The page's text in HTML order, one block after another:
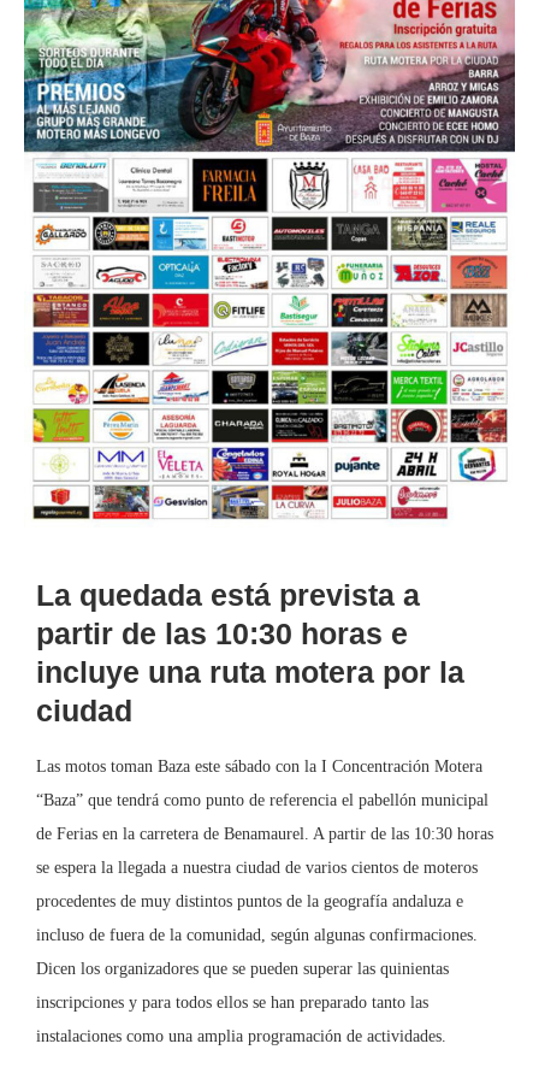
La quedada está prevista a
partir de las 10:30 horas e
incluye una ruta motera por la
ciudad
Las motos toman Baza este sábado con la I Concentración Motera
“Baza” que tendrá como punto de referencia el pabellón municipal
de Ferias en la carretera de Benamaurel. A partir de las 10:30 horas
se espera la llegada a nuestra ciudad de varios cientos de moteros
procedentes de muy distintos puntos de la geografía andaluza e
incluso de fuera de la comunidad, según algunas confirmaciones.
Dicen los organizadores que se pueden superar las quinientas
inscripciones y para todos ellos se han preparado tanto las
instalaciones como una amplia programación de actividades.